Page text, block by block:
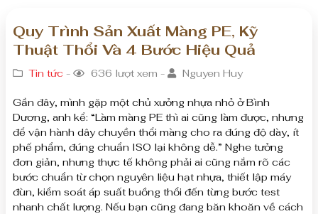
Quy Trình Sản Xuất Màng PE, Kỹ
Thuật Thổi Và 4 Bước Hiệu Quả
Tin tức - 636 lượt xem - Nguyen Huy
Gần đây, mình gặp một chủ xưởng nhựa nhỏ ở Bình
Dương, anh kể: “Làm màng PE thì ai cũng làm được, nhưng
để vận hành dây chuyền thổi màng cho ra đúng độ dày, ít
phế phẩm, đúng chuẩn ISO lại không dễ.” Nghe tưởng
đơn giản, nhưng thực tế không phải ai cũng nắm rõ các
bước chuẩn từ chọn nguyên liệu hạt nhựa, thiết lập máy
đùn, kiểm soát áp suất buồng thổi đến từng bước test
nhanh chất lượng. Nếu bạn cũng đang băn khoăn về cách